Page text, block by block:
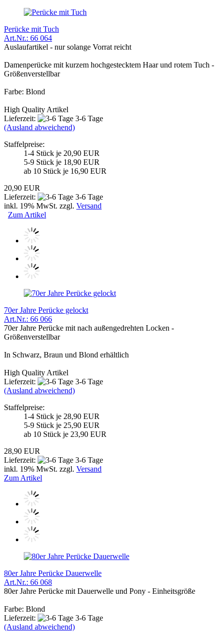
Perücke mit Tuch
Art.Nr.: 66 064
Auslaufartikel - nur solange Vorrat reicht
Damenperücke mit kurzem hochgestecktem Haar und rotem Tuch -
Größenverstellbar
Farbe: Blond
High Quality Artikel
Lieferzeit:
3-6 Tage
(Ausland abweichend)
Staffelpreise:
1-4 Stück je 20,90 EUR
5-9 Stück je 18,90 EUR
ab 10 Stück je 16,90 EUR
20,90 EUR
Lieferzeit:
3-6 Tage
inkl. 19% MwSt. zzgl. Versand
Zum Artikel
70er Jahre Perücke gelockt
Art.Nr.: 66 066
70er Jahre Perücke mit nach außengedrehten Locken -
Größenverstellbar
In Schwarz, Braun und Blond erhältlich
High Quality Artikel
Lieferzeit:
3-6 Tage
(Ausland abweichend)
Staffelpreise:
1-4 Stück je 28,90 EUR
5-9 Stück je 25,90 EUR
ab 10 Stück je 23,90 EUR
28,90 EUR
Lieferzeit:
3-6 Tage
inkl. 19% MwSt. zzgl. Versand
Zum Artikel
80er Jahre Perücke Dauerwelle
Art.Nr.: 66 068
80er Jahre Perücke mit Dauerwelle und Pony - Einheitsgröße
Farbe: Blond
Lieferzeit:
3-6 Tage
(Ausland abweichend)